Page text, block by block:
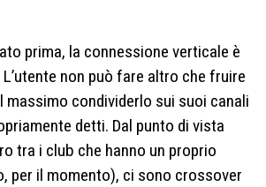
prima, la connessione verticale è
non può fare altro che fruire
massimo condividerlo sui suoi canali
detti. Dal punto di vista
tra i club che hanno un proprio
per il momento), ci sono crossover